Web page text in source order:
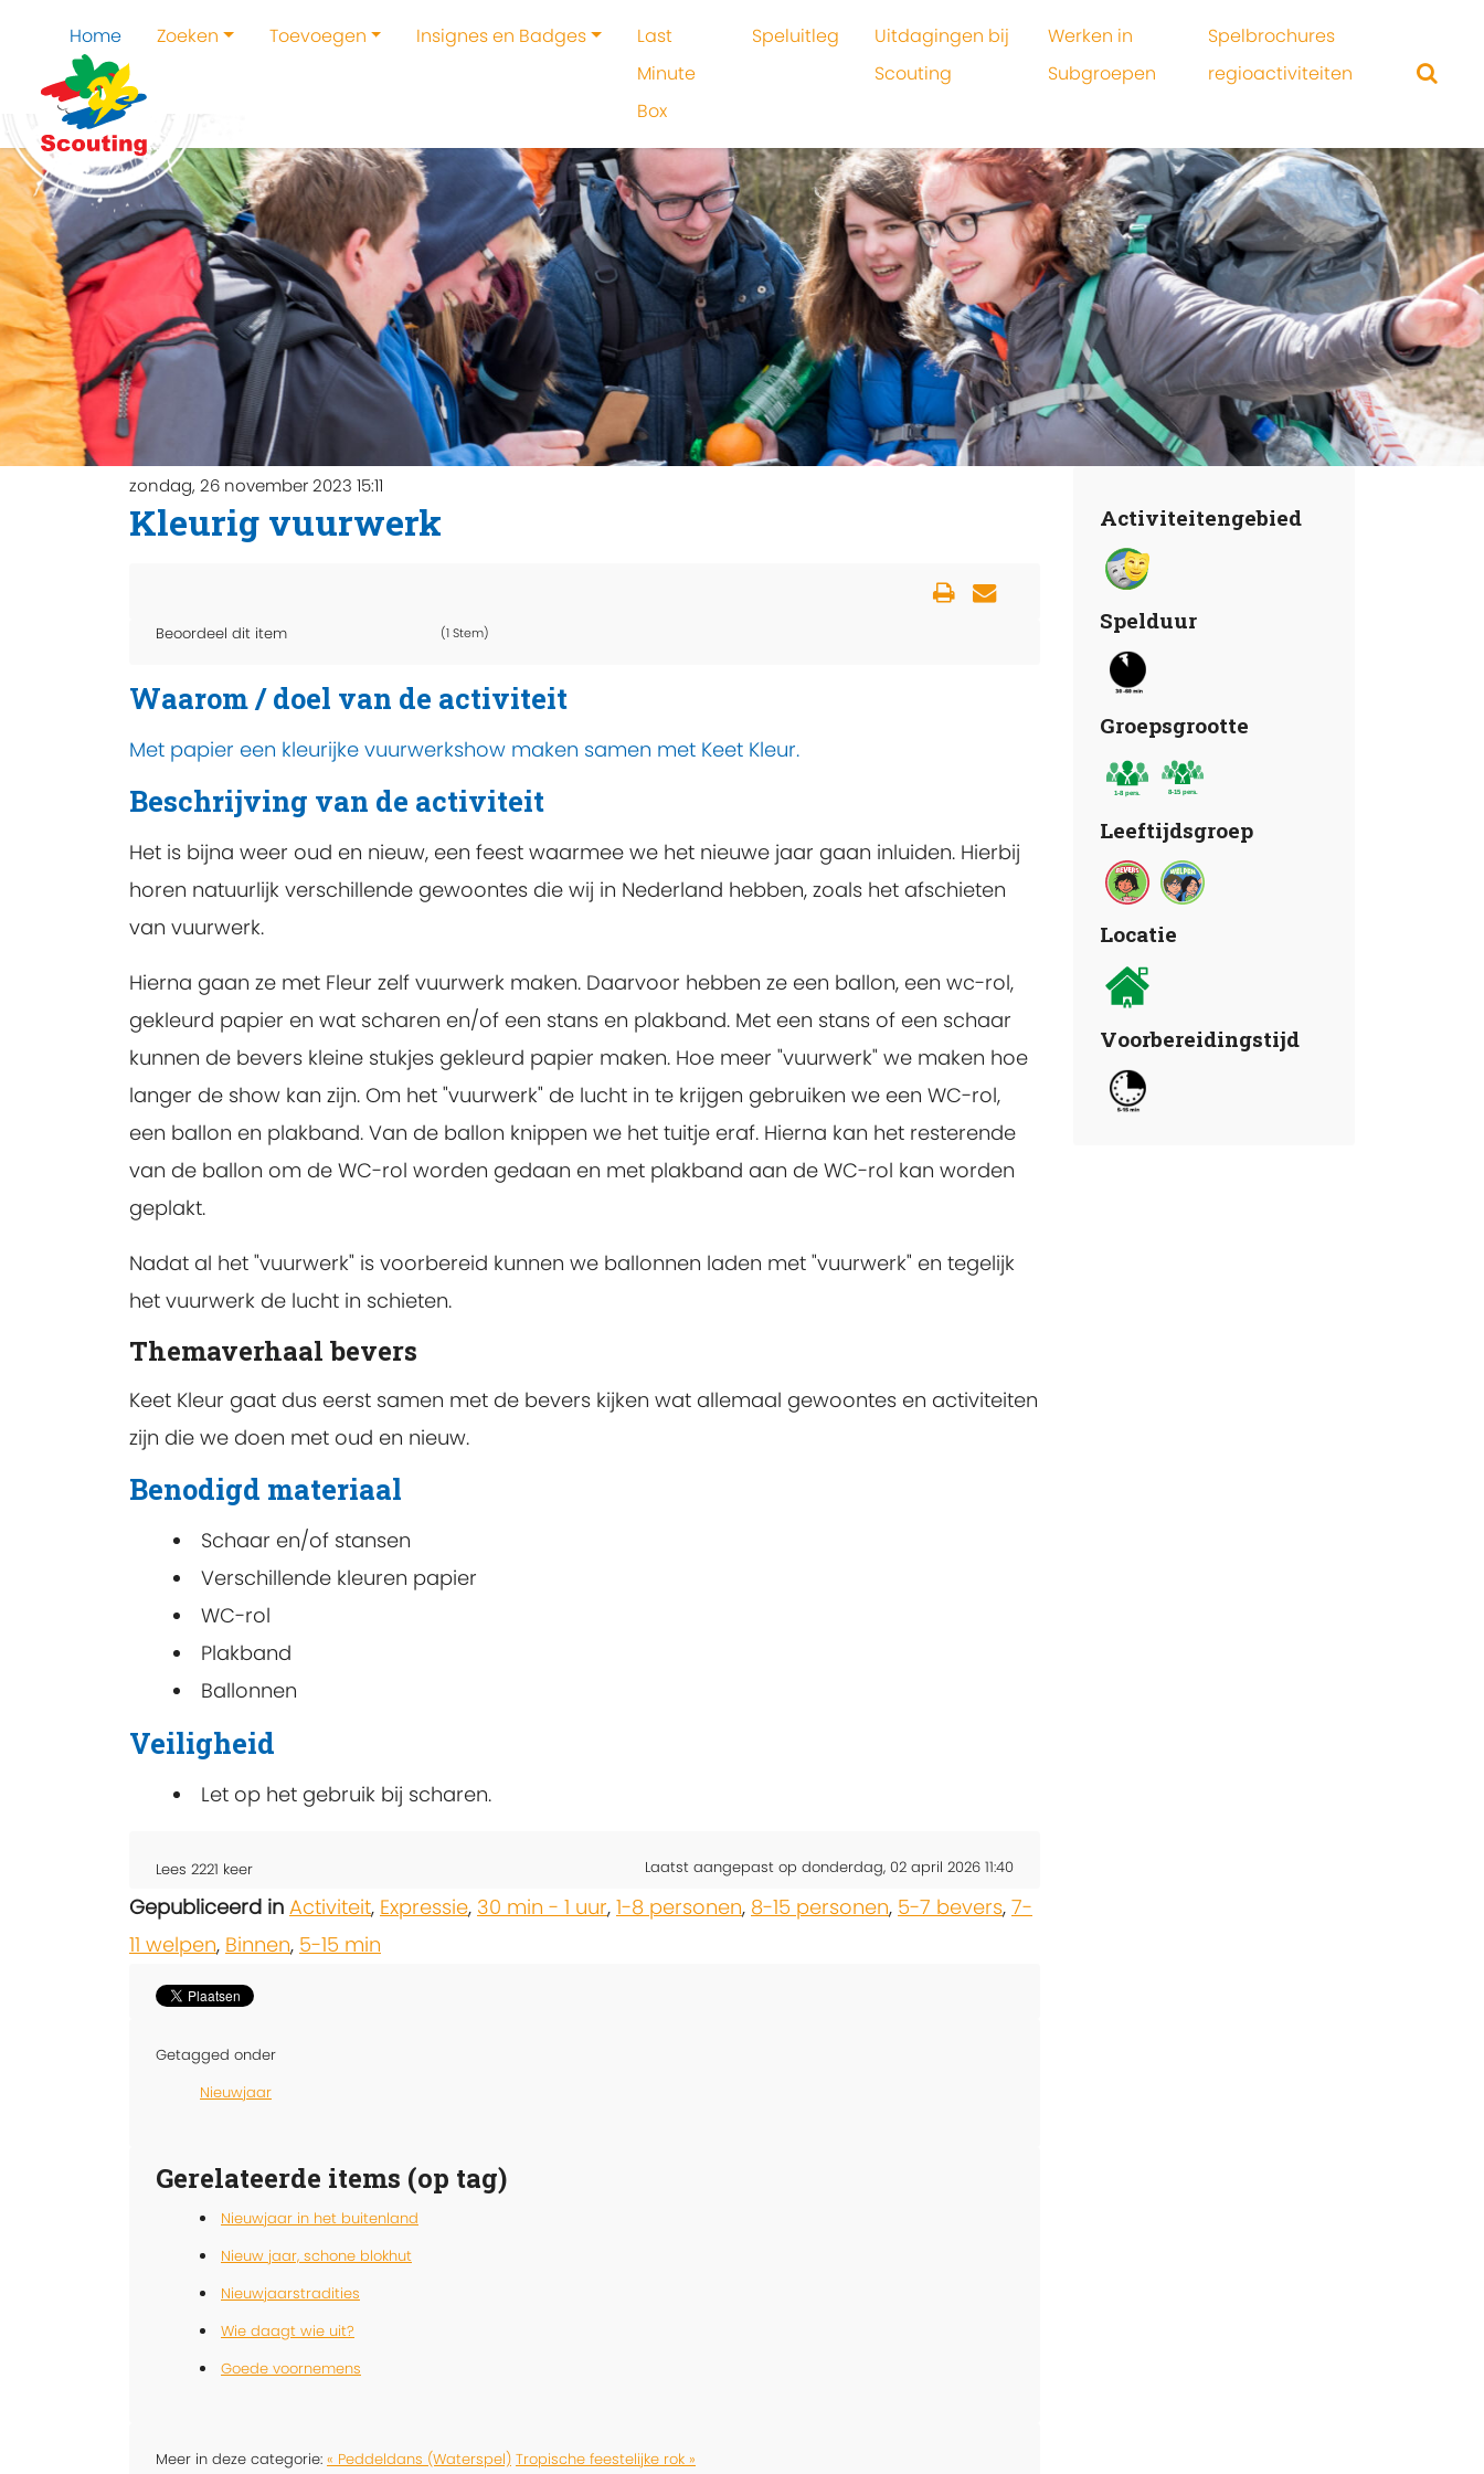
Home Zoeken Toevoegen Insignes en Badges
Last
Minute
Box
Speluitleg
Uitdagingen bij
Scouting
Werken in
Subgroepen
Spelbrochures
regioactiviteiten
zondag, 26 november 2023 15:11
Kleurig vuurwerk
Beoordeel dit item (1 Stem)
Waarom / doel van de activiteit
Met papier een kleurijke vuurwerkshow maken samen met Keet Kleur.
Beschrijving van de activiteit
Het is bijna weer oud en nieuw, een feest waarmee we het nieuwe jaar gaan inluiden. Hierbij
horen natuurlijk verschillende gewoontes die wij in Nederland hebben, zoals het afschieten
van vuurwerk.
Hierna gaan ze met Fleur zelf vuurwerk maken. Daarvoor hebben ze een ballon, een wc-rol,
gekleurd papier en wat scharen en/of een stans en plakband. Met een stans of een schaar
kunnen de bevers kleine stukjes gekleurd papier maken. Hoe meer "vuurwerk" we maken hoe
langer de show kan zijn. Om het "vuurwerk" de lucht in te krijgen gebruiken we een WC-rol,
een ballon en plakband. Van de ballon knippen we het tuitje eraf. Hierna kan het resterende
van de ballon om de WC-rol worden gedaan en met plakband aan de WC-rol kan worden
geplakt.
Nadat al het "vuurwerk" is voorbereid kunnen we ballonnen laden met "vuurwerk" en tegelijk
het vuurwerk de lucht in schieten.
Themaverhaal bevers
Keet Kleur gaat dus eerst samen met de bevers kijken wat allemaal gewoontes en activiteiten
zijn die we doen met oud en nieuw.
Benodigd materiaal
Schaar en/of stansen
Verschillende kleuren papier
WC-rol
Plakband
Ballonnen
Veiligheid
Let op het gebruik bij scharen.
Lees 2221 keer Laatst aangepast op donderdag, 02 april 2026 11:40
Gepubliceerd in Activiteit, Expressie, 30 min - 1 uur, 1-8 personen, 8-15 personen, 5-7 bevers, 7-
11 welpen, Binnen, 5-15 min
Getagged onder
Nieuwjaar
Gerelateerde items (op tag)
Nieuwjaar in het buitenland
Nieuw jaar, schone blokhut
Nieuwjaarstradities
Wie daagt wie uit?
Goede voornemens
Meer in deze categorie: « Peddeldans (Waterspel) Tropische feestelijke rok »
Activiteitengebied
Spelduur
Groepsgrootte
Leeftijdsgroep
Locatie
Voorbereidingstijd